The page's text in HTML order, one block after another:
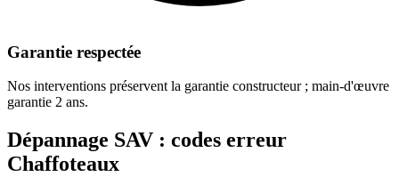
Garantie respectée
Nos interventions préservent la garantie constructeur ; main-d'œuvre
garantie 2 ans.
Dépannage SAV : codes erreur
Chaffoteaux